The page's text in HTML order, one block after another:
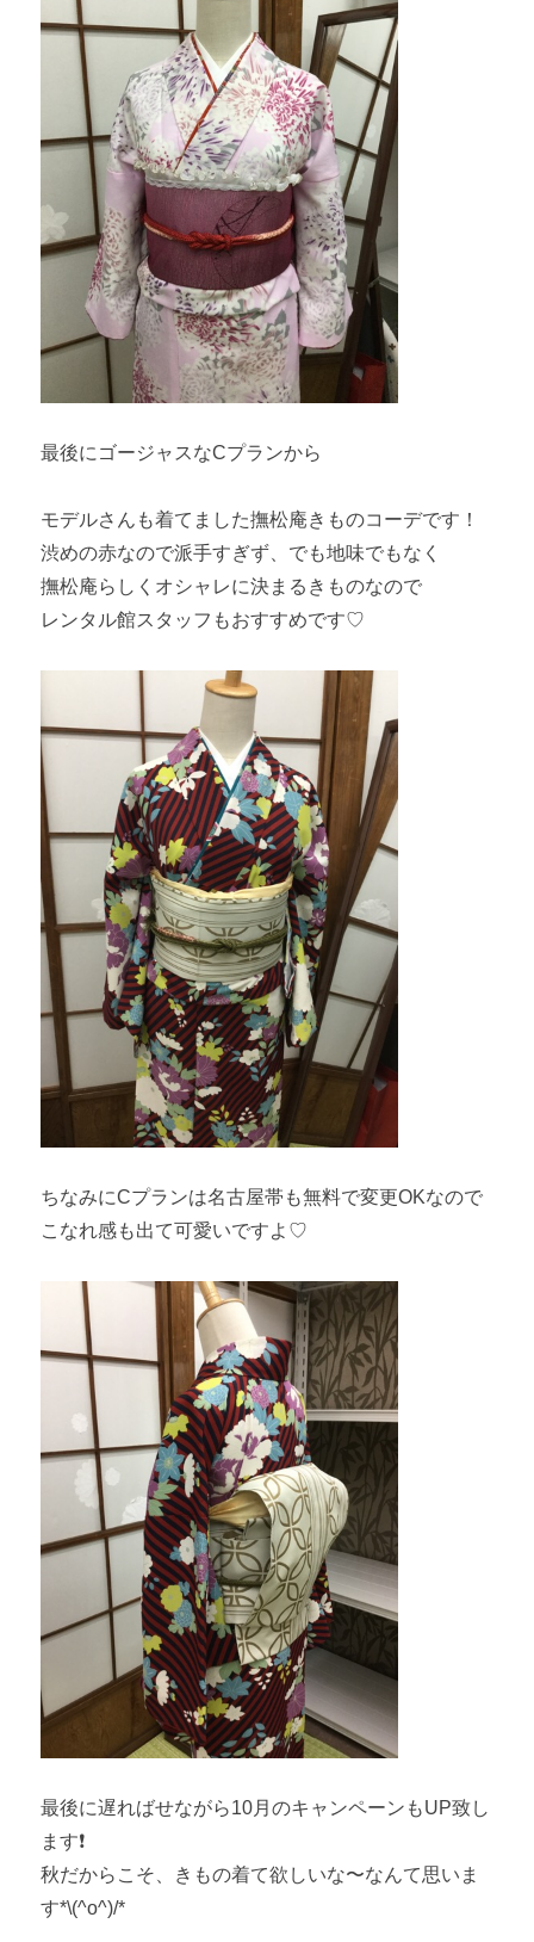
最後にゴージャスなCプランから
モデルさんも着てました撫松庵きものコーデです！
渋めの赤なので派手すぎず、でも地味でもなく
撫松庵らしくオシャレに決まるきものなので
レンタル館スタッフもおすすめです♡
ちなみにCプランは名古屋帯も無料で変更OKなので
こなれ感も出て可愛いですよ♡
最後に遅ればせながら10月のキャンペーンもUP致し
ます❗️
秋だからこそ、きもの着て欲しいな〜なんて思いま
す*\(^o^)/*